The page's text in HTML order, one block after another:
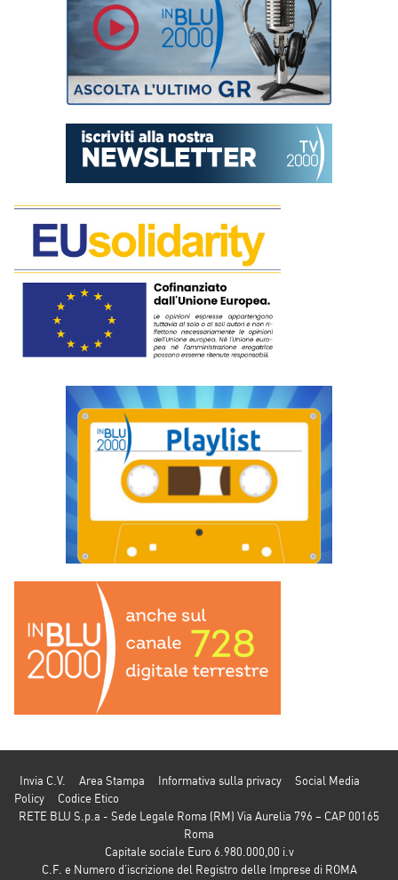
Invia C.V. Area Stampa Informativa sulla privacy
Social Media
Policy
Codice Etico
RETE BLU S.p.a - Sede Legale Roma (RM) Via Aurelia 796 – CAP 00165
Roma
Capitale sociale Euro 6.980.000,00 i.v
C.F. e Numero d’iscrizione del Registro delle Imprese di ROMA